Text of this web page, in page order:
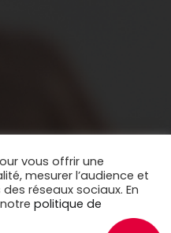
vous offrir une
mesurer l’audience et
réseaux sociaux. En
politique de